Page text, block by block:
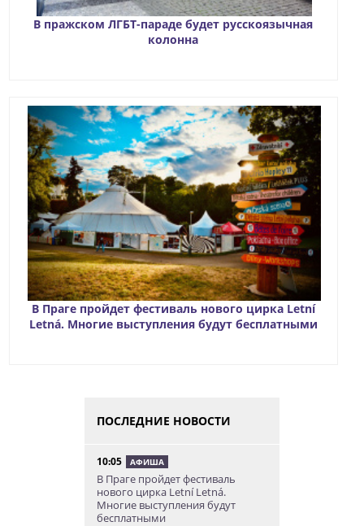
В пражском ЛГБТ-параде будет русскоязычная
колонна
В Праге пройдет фестиваль нового цирка Letní
Letná. Многие выступления будут бесплатными
ПОСЛЕДНИЕ НОВОСТИ
10:05 АФИША
В Праге пройдет фестиваль
нового цирка Letní Letná.
Многие выступления будут
бесплатными